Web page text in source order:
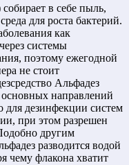
собирает в себе пыль,
для роста бактерий.
как
системы
поэтому ежегодной
не стоит
Альфадез
направлений
для дезинфекции систем
при этом разрешен
другим
разводится водой
чему флакона хватит